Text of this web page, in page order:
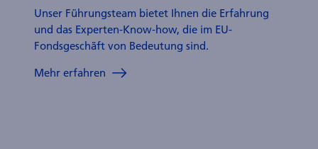
Unser Führungsteam bietet Ihnen die Erfahrung
und das Experten-Know-how, die im EU-
Fondsgeschäft von Bedeutung sind.
Mehr erfahren